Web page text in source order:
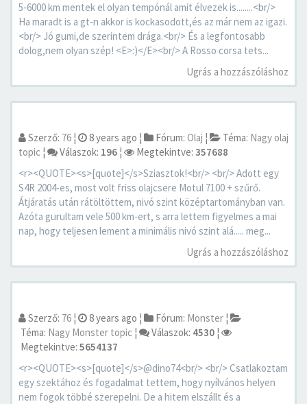
5-6000 km mentek el olyan tempónál amit élvezek is........<br/>
Ha maradt is a gt-n akkor is kockasodott,és az már nem az igazi.
<br/> Jó gumi,de szerintem drága.<br/> És a legfontosabb
dolog,nem olyan szép! <E>:)</E><br/> A Rosso corsa tets...
Ugrás a hozzászóláshoz
Szerző: 76 ¦ 8 years ago ¦ Fórum: Olaj ¦ Téma: Nagy olaj
topic ¦ Válaszok: 196 ¦ Megtekintve: 357688
<r><QUOTE><s>[quote]</s>Sziasztok!<br/> <br/> Adott egy
S4R 2004-es, most volt friss olajcsere Motul 7100 + szűrő.
Átjáratás után rátöltöttem, nivó szint középtartományban van.
Azóta gurultam vele 500 km-ert, s arra lettem figyelmes a mai
nap, hogy teljesen lement a minimális nivó szint alá..... meg...
Ugrás a hozzászóláshoz
Szerző: 76 ¦ 8 years ago ¦ Fórum: Monster ¦
Téma: Nagy Monster topic ¦ Válaszok: 4530 ¦
Megtekintve: 5654137
<r><QUOTE><s>[quote]</s>@dino74<br/> <br/> Csatlakoztam
egy szektához és fogadalmat tettem, hogy nyílvános helyen
nem fogok többé szerepelni. De a hitem elszállt és a